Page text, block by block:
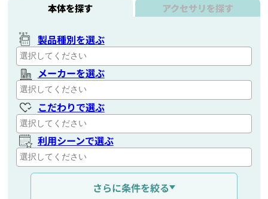
本体を探す アクセサリを探す
製品種別を選ぶ
メーカーを選ぶ
こだわりで選ぶ
利用シーンで選ぶ
通信距離を選ぶ
さらに条件を絞る